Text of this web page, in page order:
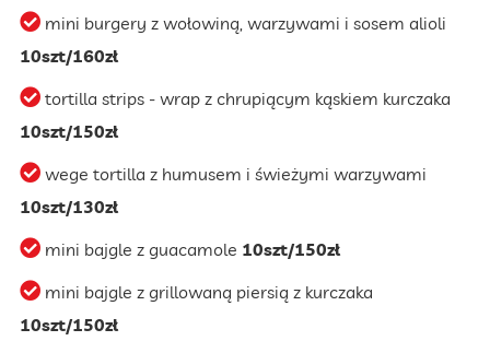
mini burgery z wołowiną, warzywami i sosem alioli
10szt/160zł
tortilla strips - wrap z chrupiącym kąskiem kurczaka
10szt/150zł
wege tortilla z humusem i świeżymi warzywami
10szt/130zł
mini bajgle z guacamole 10szt/150zł
mini bajgle z grillowaną piersią z kurczaka
10szt/150zł